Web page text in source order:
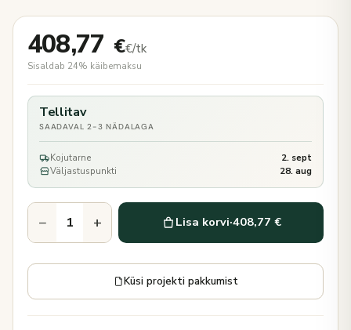
408,77 €€/tk
Sisaldab 24% käibemaksu
Tellitav
SAADAVAL 2-3 NÄDALAGA
Kojutarne
2. sept
Väljastuspunkti
28. aug
− + Lisa korvi·408,77 €
Küsi projekti pakkumist